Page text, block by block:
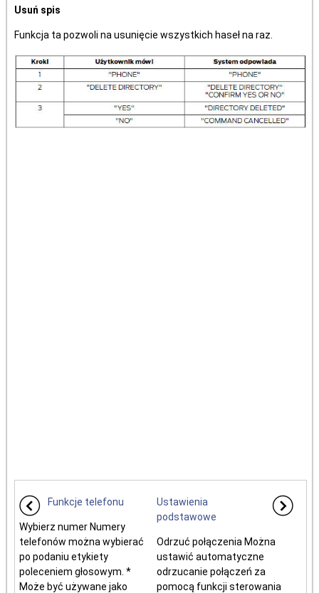
Usuń spis
Funkcja ta pozwoli na usunięcie wszystkich haseł na raz.
Funkcje telefonu
Wybierz numer Numery
telefonów można wybierać
po podaniu etykiety
poleceniem głosowym. *
Może być używane jako
Ustawienia
podstawowe
Odrzuć połączenia Można
ustawić automatyczne
odrzucanie połączeń za
pomocą funkcji sterowania